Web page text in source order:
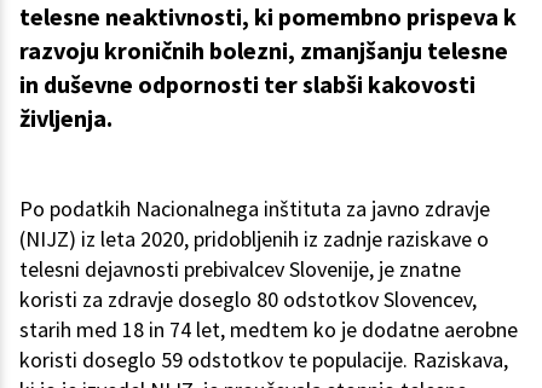
telesne neaktivnosti, ki pomembno prispeva k
razvoju kroničnih bolezni, zmanjšanju telesne
in duševne odpornosti ter slabši kakovosti
življenja.
Po podatkih Nacionalnega inštituta za javno zdravje
(NIJZ) iz leta 2020, pridobljenih iz zadnje raziskave o
telesni dejavnosti prebivalcev Slovenije, je znatne
koristi za zdravje doseglo 80 odstotkov Slovencev,
starih med 18 in 74 let, medtem ko je dodatne aerobne
koristi doseglo 59 odstotkov te populacije. Raziskava,